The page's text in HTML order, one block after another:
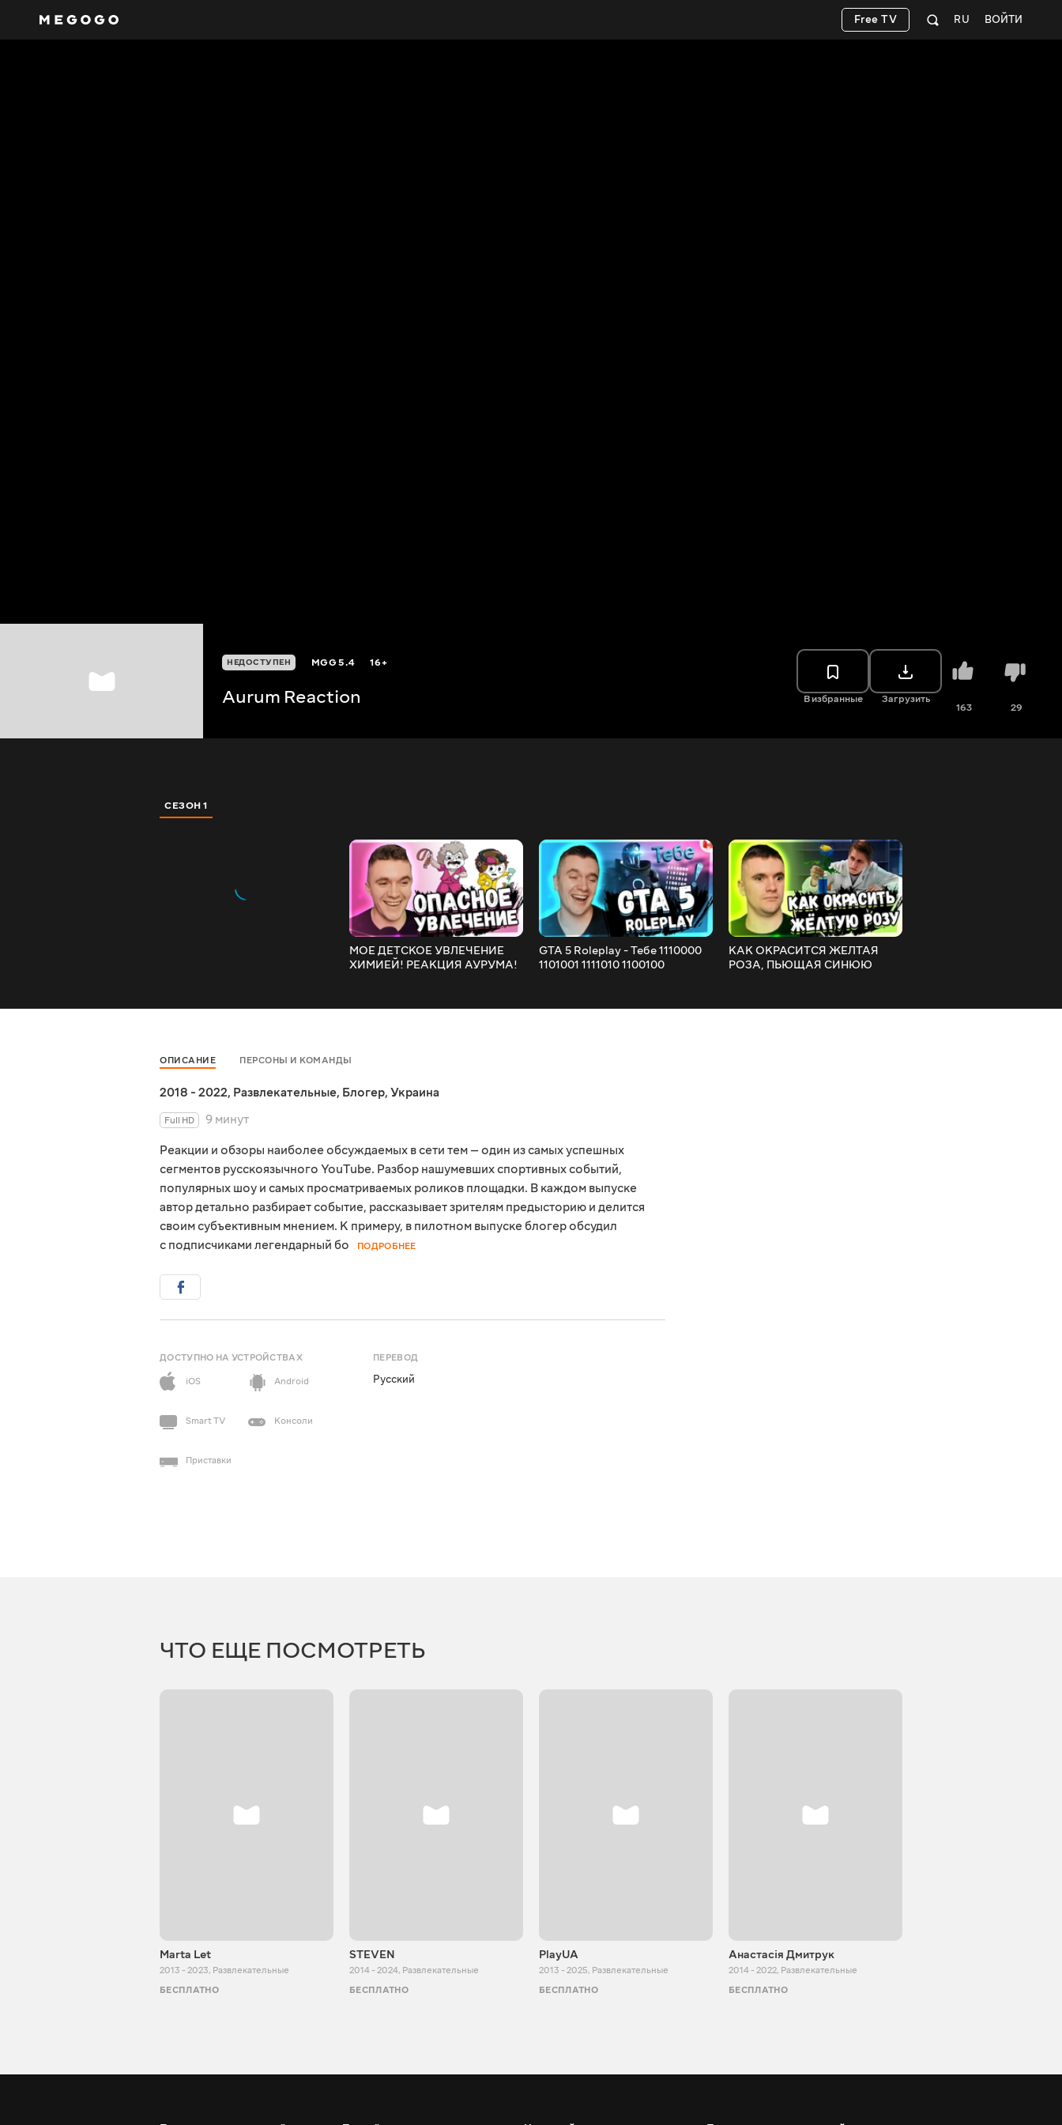
ВОЙТИ
RU
Free TV
НЕДОСТУПЕН MGG5.4 16+
Aurum Reaction В избранные Загрузить
163 29
СЕЗОН 1
МОЕ ДЕТСКОЕ УВЛЕЧЕНИЕ
ХИМИЕЙ! РЕАКЦИЯ АУРУМА!
GTA 5 Roleplay - Тебе 1110000
1101001 1111010 1100100
КАК ОКРАСИТСЯ ЖЕЛТАЯ
РОЗА, ПЬЮЩАЯ СИНЮЮ
ОПИСАНИЕ ПЕРСОНЫ И КОМАНДЫ
2018 - 2022, Развлекательные, Блогер, Украина
Full HD
9 минут
Реакции и обзоры наиболее обсуждаемых в сети тем — один из самых успешных
сегментов русскоязычного YouTube. Разбор нашумевших спортивных событий,
популярных шоу и самых просматриваемых роликов площадки. В каждом выпуске
автор детально разбирает событие, рассказывает зрителям предысторию и делится
своим субъективным мнением. К примеру, в пилотном выпуске блогер обсудил
с подписчиками легендарный бо
ПОДРОБНЕЕ
ДОСТУПНО НА УСТРОЙСТВАХ
iOS
Android
Smart TV Консоли
Приставки
ПЕРЕВОД
Русский
ЧТО ЕЩЕ ПОСМОТРЕТЬ
Marta Let
2013 - 2023, Развлекательные
БЕСПЛАТНО
STEVEN
2014 - 2024, Развлекательные
БЕСПЛАТНО
PlayUA
2013 - 2025, Развлекательные
БЕСПЛАТНО
Анастасія Дмитрук
2014 - 2022, Развлекательные
БЕСПЛАТНО